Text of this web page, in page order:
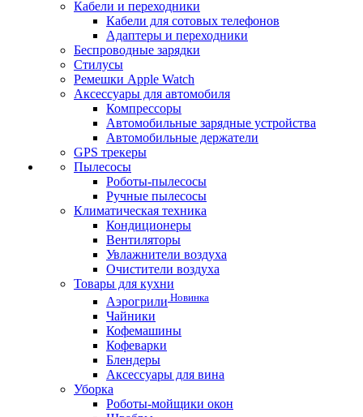
Кабели и переходники
Кабели для сотовых телефонов
Адаптеры и переходники
Беспроводные зарядки
Стилусы
Ремешки Apple Watch
Аксессуары для автомобиля
Компрессоры
Автомобильные зарядные устройства
Автомобильные держатели
GPS трекеры
Пылесосы
Роботы-пылесосы
Ручные пылесосы
Климатическая техника
Кондиционеры
Вентиляторы
Увлажнители воздуха
Очистители воздуха
Товары для кухни
Аэрогрили Новинка
Чайники
Кофемашины
Кофеварки
Блендеры
Аксессуары для вина
Уборка
Роботы-мойщики окон